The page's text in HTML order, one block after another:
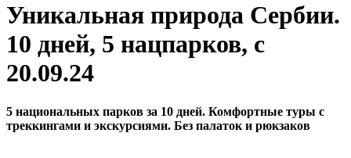
Уникальная природа Сербии.
10 дней, 5 нацпарков, с
20.09.24
5 национальных парков за 10 дней. Комфортные туры с
треккингами и экскурсиями. Без палаток и рюкзаков